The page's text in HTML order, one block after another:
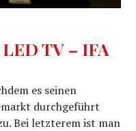
TV – IFA
es seinen
durchgeführt
Bei letzterem ist man